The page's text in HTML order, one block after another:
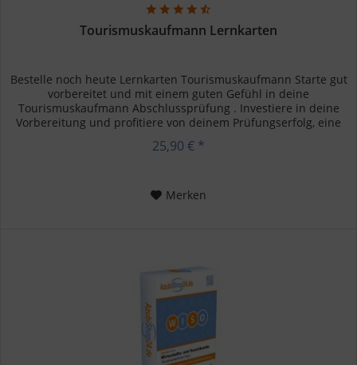
Tourismuskaufmann Lernkarten
Bestelle noch heute Lernkarten Tourismuskaufmann Starte gut
vorbereitet und mit einem guten Gefühl in deine
Tourismuskaufmann Abschlussprüfung . Investiere in deine
Vorbereitung und profitiere von deinem Prüfungserfolg, eine
solide und...
25,90 € *
Merken